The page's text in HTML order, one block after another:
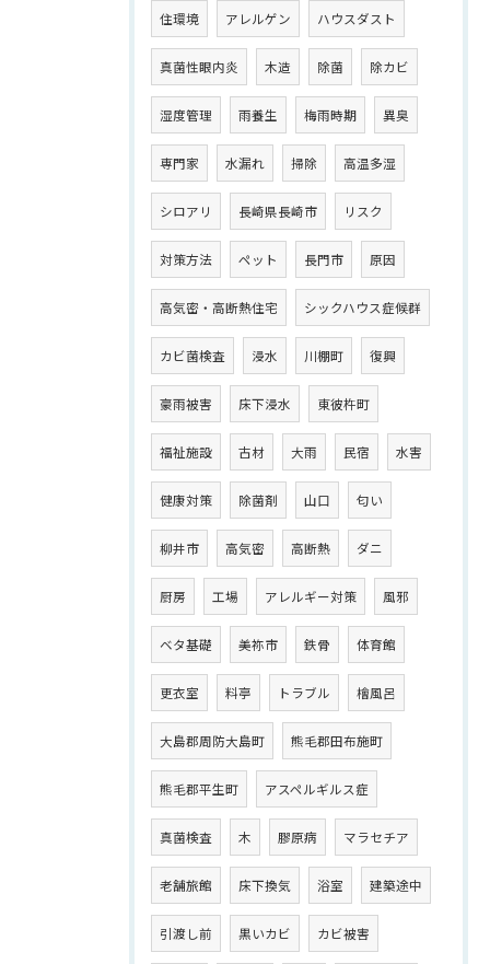
住環境 アレルゲン ハウスダスト
真菌性眼内炎 木造 除菌 除カビ
湿度管理 雨養生 梅雨時期 異臭
専門家 水漏れ 掃除 高温多湿
シロアリ 長崎県長崎市 リスク
対策方法 ペット 長門市 原因
高気密・高断熱住宅 シックハウス症候群
カビ菌検査 浸水 川棚町 復興
豪雨被害 床下浸水 東彼杵町
福祉施設 古材 大雨 民宿 水害
健康対策 除菌剤 山口 匂い
柳井市 高気密 高断熱 ダニ
厨房 工場 アレルギー対策 風邪
ベタ基礎 美祢市 鉄骨 体育館
更衣室 料亭 トラブル 檜風呂
大島郡周防大島町 熊毛郡田布施町
熊毛郡平生町 アスペルギルス症
真菌検査 木 膠原病 マラセチア
老舗旅館 床下換気 浴室 建築途中
引渡し前 黒いカビ カビ被害